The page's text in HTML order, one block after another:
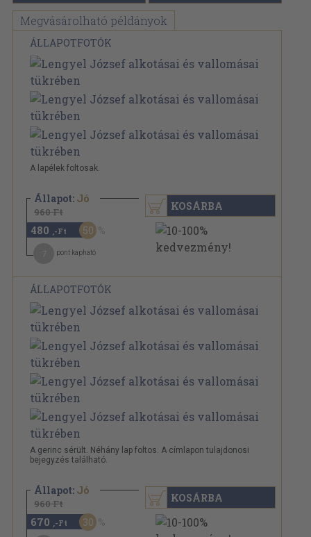
Megvásárolható példányok
ÁLLAPOTFOTÓK
A lapélek foltosak.
Állapot: Jó
960 Ft
480 ,-Ft 50
pont kapható
KOSÁRBA
ÁLLAPOTFOTÓK
A gerinc sérült. Néhány lap foltos. A címlapon tulajdonosi
bejegyzés található.
Állapot: Jó
960 Ft
670 ,-Ft 30
KOSÁRBA